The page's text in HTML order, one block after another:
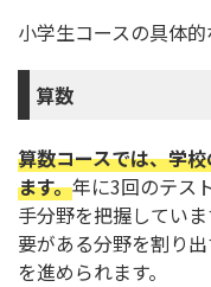
小学生コースの具体的
算数
算数コースでは、学
ます。年に3回のテス
手分野を把握してい
要がある分野を割り
を進められます。